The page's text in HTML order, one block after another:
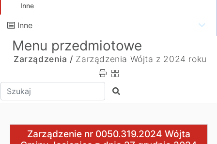
Inne
Inne
Menu przedmiotowe
Zarządzenia / Zarządzenia Wójta z 2024 roku
Wpisz tekst do wyszukania Szukaj
Zarządzenie nr 0050.319.2024 Wójta Gminy
Zarządzenie nr 0050.319.2024 Wójta